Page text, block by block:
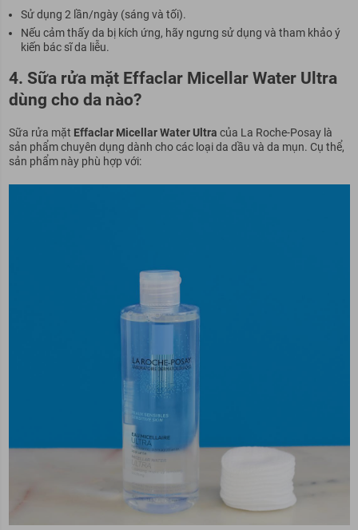
Sử dụng 2 lần/ngày (sáng và tối).
Nếu cảm thấy da bị kích ứng, hãy ngưng sử dụng và tham khảo ý
kiến bác sĩ da liễu.
4. Sữa rửa mặt Effaclar Micellar Water Ultra
dùng cho da nào?
Sữa rửa mặt Effaclar Micellar Water Ultra của La Roche-Posay là
sản phẩm chuyên dụng dành cho các loại da dầu và da mụn. Cụ thể,
sản phẩm này phù hợp với: